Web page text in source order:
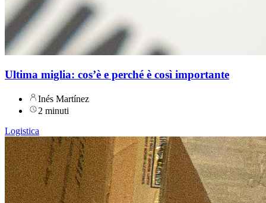
Ultima miglia: cos’è e perché è così importante
Inés Martínez
2 minuti
Logistica